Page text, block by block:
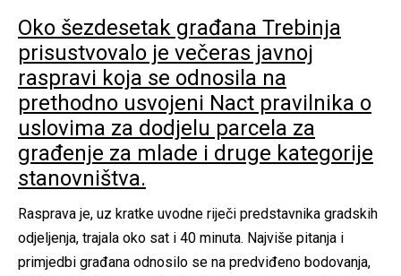
Oko šezdesetak građana Trebinja
prisustvovalo je večeras javnoj
raspravi koja se odnosila na
prethodno usvojeni Nact pravilnika o
uslovima za dodjelu parcela za
građenje za mlade i druge kategorije
stanovništva.
Rasprava je, uz kratke uvodne riječi predstavnika gradskih
odjeljenja, trajala oko sat i 40 minuta. Najviše pitanja i
primjedbi građana odnosilo se na predviđeno bodovanja,